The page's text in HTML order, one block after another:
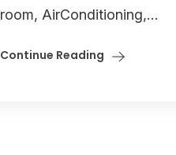
room, AirConditioning,...
Continue Reading